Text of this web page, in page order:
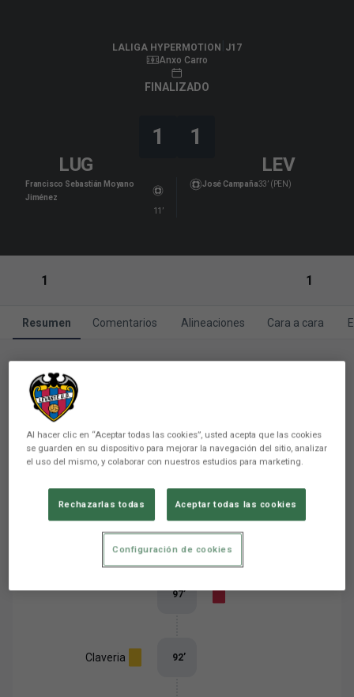
LALIGA HYPERMOTION J17
Anxo Carro
FINALIZADO
LUG
1 1
LEV
11’
Francisco Sebastián Moyano
Jiménez
33’ (PEN)
José Campaña
1 1
Resumen Comentarios Alineaciones Cara a cara
Eventos del partido
Baena
98’
Francisco Sebastián Moyano
Jiménez
98’
97’
Claveria 92’
Al hacer clic en “Aceptar todas las cookies”, usted acepta que las cookies
se guarden en su dispositivo para mejorar la navegación del sitio, analizar
el uso del mismo, y colaborar con nuestros estudios para marketing.
Rechazarlas todas Aceptar todas las cookies
Configuración de cookies